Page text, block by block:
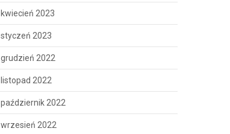
kwiecień 2023
styczeń 2023
grudzień 2022
listopad 2022
październik 2022
wrzesień 2022